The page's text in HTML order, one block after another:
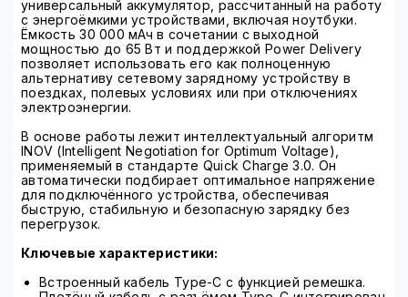
универсальный аккумулятор, рассчитанный на работу
с энергоёмкими устройствами, включая ноутбуки.
Ёмкость 30 000 мАч в сочетании с выходной
мощностью до 65 Вт и поддержкой Power Delivery
позволяет использовать его как полноценную
альтернативу сетевому зарядному устройству в
поездках, полевых условиях или при отключениях
электроэнергии.
В основе работы лежит интеллектуальный алгоритм
INOV (Intelligent Negotiation for Optimum Voltage),
применяемый в стандарте Quick Charge 3.0. Он
автоматически подбирает оптимальное напряжение
для подключённого устройства, обеспечивая
быструю, стабильную и безопасную зарядку без
перегрузок.
Ключевые характеристики:
Встроенный кабель Type-C с функцией ремешка.